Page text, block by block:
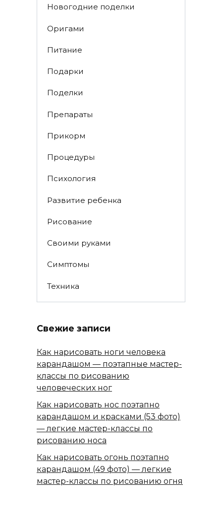
Новогодние поделки
Оригами
Питание
Подарки
Поделки
Препараты
Прикорм
Процедуры
Психология
Развитие ребенка
Рисование
Своими руками
Симптомы
Техника
Свежие записи
Как нарисовать ноги человека
карандашом — поэтапные мастер-
классы по рисованию
человеческих ног
Как нарисовать нос поэтапно
карандашом и красками (53 фото)
— легкие мастер-классы по
рисованию носа
Как нарисовать огонь поэтапно
карандашом (49 фото) — легкие
мастер-классы по рисованию огня